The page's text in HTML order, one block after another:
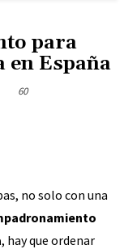
para
España
60
no solo con una
, hay que ordenar